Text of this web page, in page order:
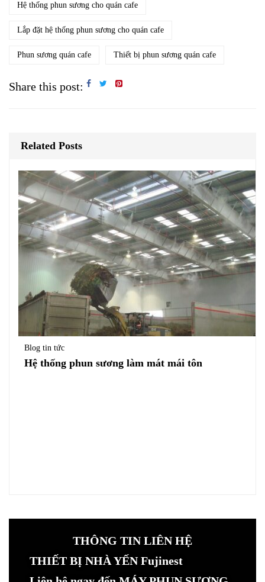
Hệ thống phun sương cho quán cafe
Lắp đặt hệ thống phun sương cho quán cafe
Phun sương quán cafe Thiết bị phun sương quán cafe
Share this post:
Related Posts
Blog tin tức
Hệ thống phun sương làm mát mái tôn
THÔNG TIN LIÊN HỆ
THIẾT BỊ NHÀ YẾN Fujinest